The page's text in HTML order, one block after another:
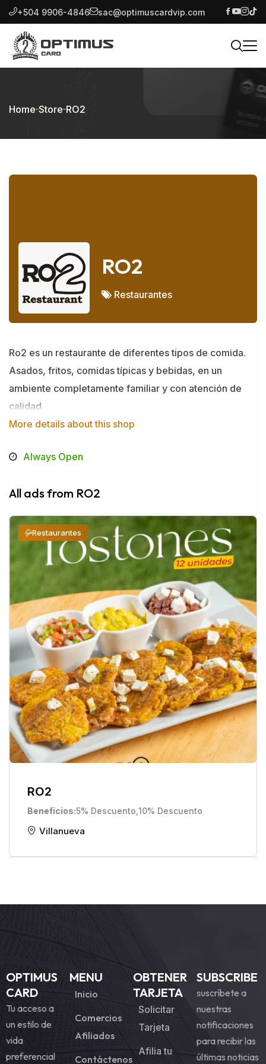
+504 9906-4846 sac@optimuscardvip.com
Home Store RO2
RO2
Restaurantes
Ro2 es un restaurante de diferentes tipos de comida.
Asados, fritos, comidas típicas y bebidas, en un
ambiente completamente familiar y con atención de
calidad.
More details about this shop
Always Open
All ads from RO2
RO2
Beneficios 5% Descuento 10% Descuento
Restaurantes
Villanueva
OPTIMUS
CARD
Tu acceso a
un estilo de
vida
preferencial
MENU
Inicio
Comercios
Afiliados
Contáctenos
OBTENER
TARJETA
Solicitar
Tarjeta
Afilia tu
SUBSCRIBE
suscríbete a
nuestras
notificaciones
para recibir las
últimas noticias